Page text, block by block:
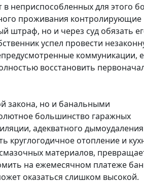
неприспособленных для этого
проживания контролирующие
штраф, но и через суд обязать
успел провести
коммуникации,
восстановить
закона, но и банальными
большинство гаражных
адекватного
круглогодичное отопление и
материалов,
на ежемесячном платеже
оказаться слишком высокой.